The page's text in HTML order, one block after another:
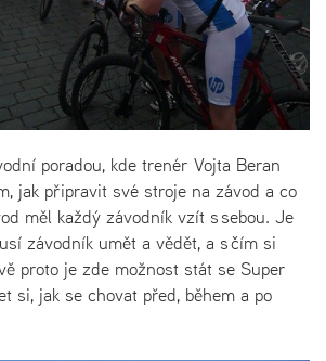
poradou, kde trenér Vojta Beran
jak připravit své stroje na závod a co
měl každý závodník vzít s sebou. Je
závodník umět a vědět, a s čím si
proto je zde možnost stát se Super
si, jak se chovat před, během a po